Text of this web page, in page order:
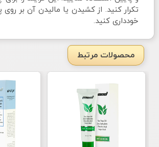
تکرار کنید. از کشیدن یا مالیدن آن بر
خودداری کنید.
محصولات مرتبط